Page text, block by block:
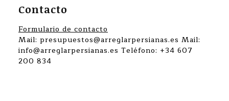
Contacto
Formulario de contacto
Mail: presupuestos@arreglarpersianas.es Mail:
info@arreglarpersianas.es Teléfono: +34 607
200 834